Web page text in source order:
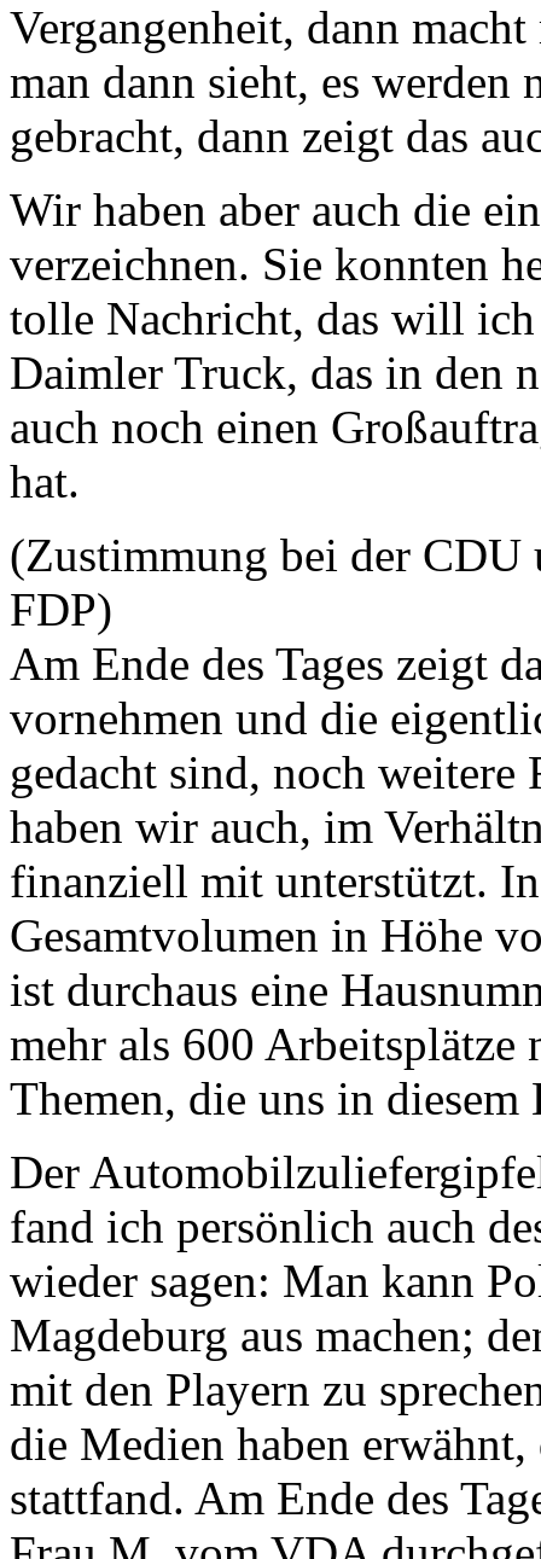
Vergangenheit, dann
man dann sieht, es werden
gebracht, dann zeigt das
Wir haben aber auch die
verzeichnen. Sie konnten
tolle Nachricht, das will
Daimler Truck, das in den
auch noch einen
hat.
(Zustimmung bei der CDU
FDP)
Am Ende des Tages zeigt
vornehmen und die
gedacht sind, noch
haben wir auch, im
finanziell mit unterstützt.
Gesamtvolumen in Höhe
ist durchaus eine
mehr als 600 Arbeitsplätze
Themen, die uns in
Der
fand ich persönlich auch
wieder sagen: Man kann
Magdeburg aus machen;
mit den Playern zu
die Medien haben
stattfand. Am Ende des